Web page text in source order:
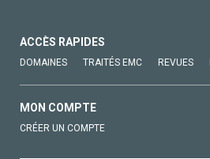
ACCÈS RAPIDES
DOMAINES TRAITÉS EMC REVUES
MON COMPTE
CRÉER UN COMPTE